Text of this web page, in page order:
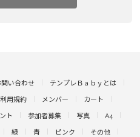
問い合わせ テンプレＢａｂｙとは
利用規約 メンバー カート
ト 参加者募集 写真 A4
緑 青 ピンク その他